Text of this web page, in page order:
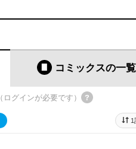
コミックスの一覧
ログインが必要です）
1